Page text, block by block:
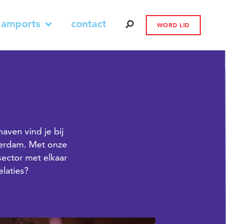
contact WORD LID
vind je bij
Met onze
met elkaar